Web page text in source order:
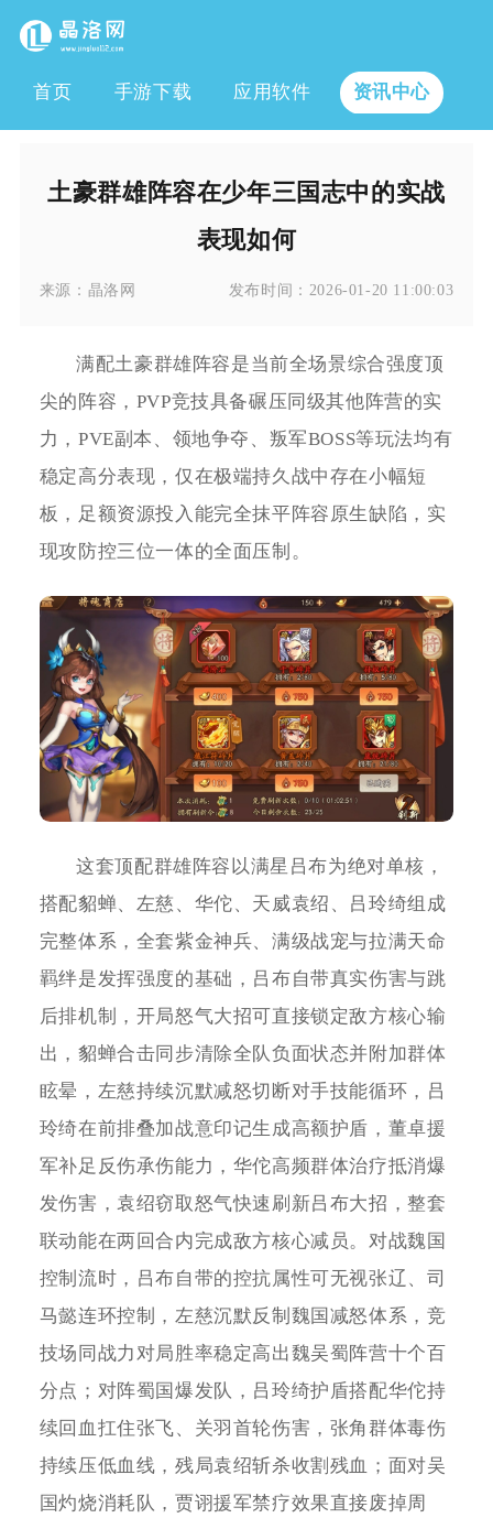
首页 手游下载 应用软件 资讯中心
土豪群雄阵容在少年三国志中的实战
表现如何
来源： 晶洛网 发布时间： 2026-01-20 11:00:03
满配土豪群雄阵容是当前全场景综合强度顶
尖的阵容，PVP竞技具备碾压同级其他阵营的实
力，PVE副本、领地争夺、叛军BOSS等玩法均有
稳定高分表现，仅在极端持久战中存在小幅短
板，足额资源投入能完全抹平阵容原生缺陷，实
现攻防控三位一体的全面压制。
这套顶配群雄阵容以满星吕布为绝对单核，
搭配貂蝉、左慈、华佗、天威袁绍、吕玲绮组成
完整体系，全套紫金神兵、满级战宠与拉满天命
羁绊是发挥强度的基础，吕布自带真实伤害与跳
后排机制，开局怒气大招可直接锁定敌方核心输
出，貂蝉合击同步清除全队负面状态并附加群体
眩晕，左慈持续沉默减怒切断对手技能循环，吕
玲绮在前排叠加战意印记生成高额护盾，董卓援
军补足反伤承伤能力，华佗高频群体治疗抵消爆
发伤害，袁绍窃取怒气快速刷新吕布大招，整套
联动能在两回合内完成敌方核心减员。对战魏国
控制流时，吕布自带的控抗属性可无视张辽、司
马懿连环控制，左慈沉默反制魏国减怒体系，竞
技场同战力对局胜率稳定高出魏吴蜀阵营十个百
分点；对阵蜀国爆发队，吕玲绮护盾搭配华佗持
续回血扛住张飞、关羽首轮伤害，张角群体毒伤
持续压低血线，残局袁绍斩杀收割残血；面对吴
国灼烧消耗队，贾诩援军禁疗效果直接废掉周